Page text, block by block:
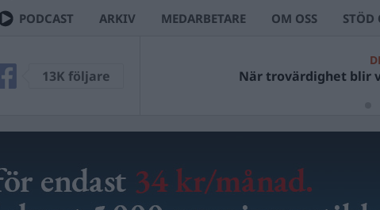
PODCAST ARKIV MEDARBETARE OM OSS STÖD
13K följare När trovärdighet